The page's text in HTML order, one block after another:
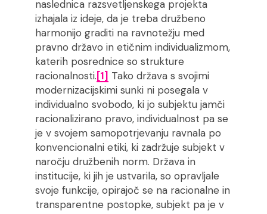
naslednica razsvetljenskega projekta
izhajala iz ideje, da je treba družbeno
harmonijo graditi na ravnotežju med
pravno državo in etičnim individualizmom,
katerih posrednice so strukture
racionalnosti.[1] Tako država s svojimi
modernizacijskimi sunki ni posegala v
individualno svobodo, ki jo subjektu jamči
racionalizirano pravo, individualnost pa se
je v svojem samopotrjevanju ravnala po
konvencionalni etiki, ki zadržuje subjekt v
naročju družbenih norm. Država in
institucije, ki jih je ustvarila, so opravljale
svoje funkcije, opirajoč se na racionalne in
transparentne postopke, subjekt pa je v